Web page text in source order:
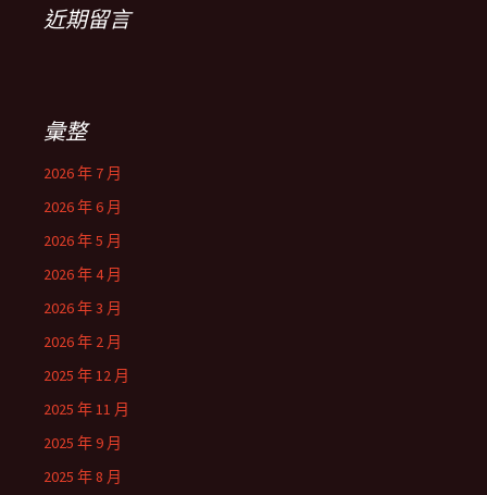
近期留言
彙整
2026 年 7 月
2026 年 6 月
2026 年 5 月
2026 年 4 月
2026 年 3 月
2026 年 2 月
2025 年 12 月
2025 年 11 月
2025 年 9 月
2025 年 8 月